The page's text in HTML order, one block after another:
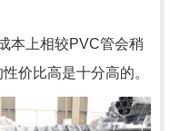
上相较PVC管会稍
价比高是十分高的。